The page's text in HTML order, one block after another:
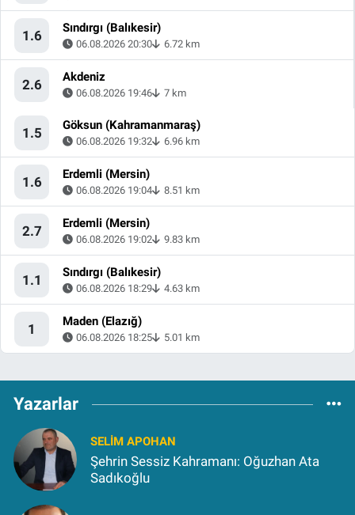
1.6 Sındırgı (Balıkesir)
06.08.2026 20:30 6.72 km
2.6 Akdeniz
06.08.2026 19:46 7 km
1.5 Göksun (Kahramanmaraş)
06.08.2026 19:32 6.96 km
1.6 Erdemli (Mersin)
06.08.2026 19:04 8.51 km
2.7 Erdemli (Mersin)
06.08.2026 19:02 9.83 km
1.1 Sındırgı (Balıkesir)
06.08.2026 18:29 4.63 km
1 Maden (Elazığ)
06.08.2026 18:25 5.01 km
Yazarlar
SELIM APOHAN
Şehrin Sessiz Kahramanı: Oğuzhan Ata
Sadıkoğlu